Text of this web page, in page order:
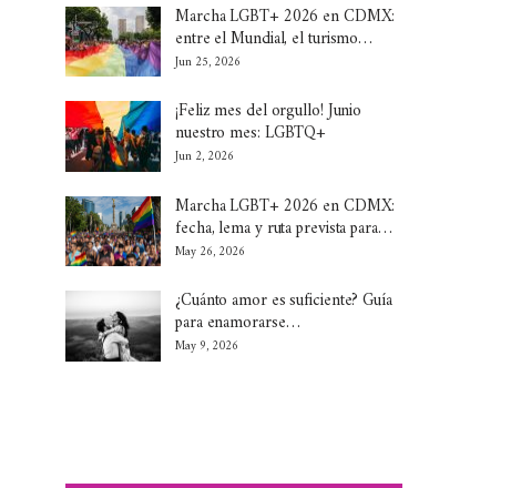
Marcha LGBT+ 2026 en CDMX:
entre el Mundial, el turismo…
Jun 25, 2026
¡Feliz mes del orgullo! Junio
nuestro mes: LGBTQ+
Jun 2, 2026
Marcha LGBT+ 2026 en CDMX:
fecha, lema y ruta prevista para…
May 26, 2026
¿Cuánto amor es suficiente? Guía
para enamorarse…
May 9, 2026